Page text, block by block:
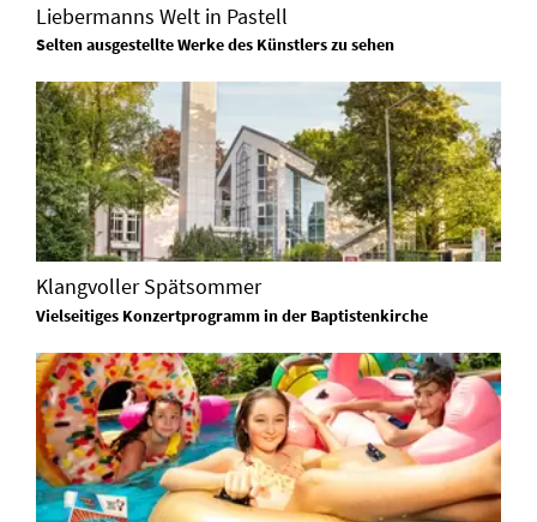
Liebermanns Welt in Pastell
Selten ausgestellte Werke des Künstlers zu sehen
Klangvoller Spätsommer
Vielseitiges Konzertprogramm in der Baptistenkirche